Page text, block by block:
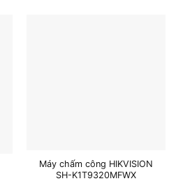
Máy chấm công HIKVISION
SH-K1T9320MFWX